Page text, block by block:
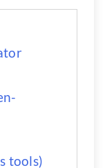
tools)